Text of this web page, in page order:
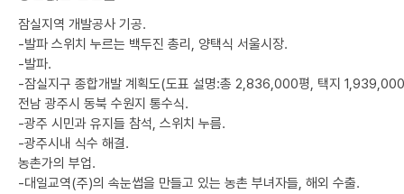
잠실지역 개발공사 기공.
-발파 스위치 누르는 백두진 총리, 양택식 서울시장.
-발파.
-잠실지구 종합개발 계획도(도표 설명:총 2,836,000평, 택지
전남 광주시 동북 수원지 통수식.
-광주 시민과 유지들 참석, 스위치 누름.
-광주시내 식수 해결.
농촌가의 부업.
-대일교역(주)의 속눈썹을 만들고 있는 농촌 부녀자들, 해외 수출.